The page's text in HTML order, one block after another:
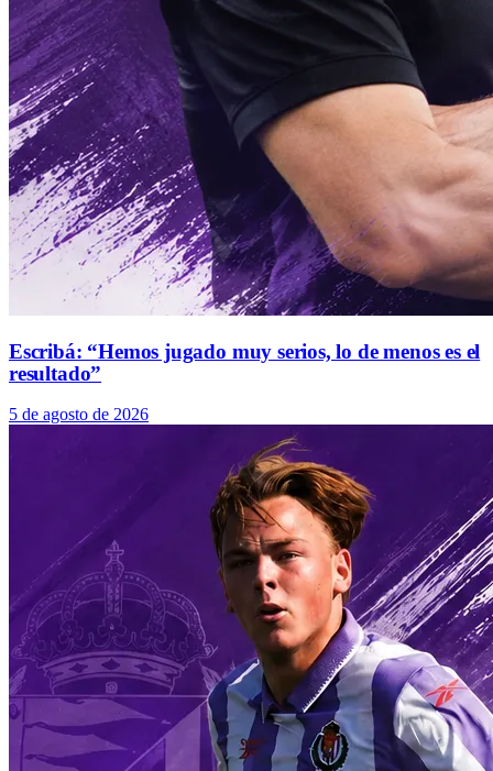
Escribá: “Hemos jugado muy serios, lo de menos es el
resultado”
5 de agosto de 2026